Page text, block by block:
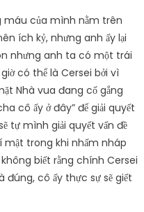
máu của mình nằm trên
ích kỷ, nhưng anh ấy lại
nhưng anh ta có một trái
có thể là Cersei bởi vì
Nhà vua đang cố gắng
cô ấy ở đây” để giải quyết
tự mình giải quyết vấn đề
trong khi nhấm nháp
biết rằng chính Cersei
đúng, cô ấy thực sự sẽ giết